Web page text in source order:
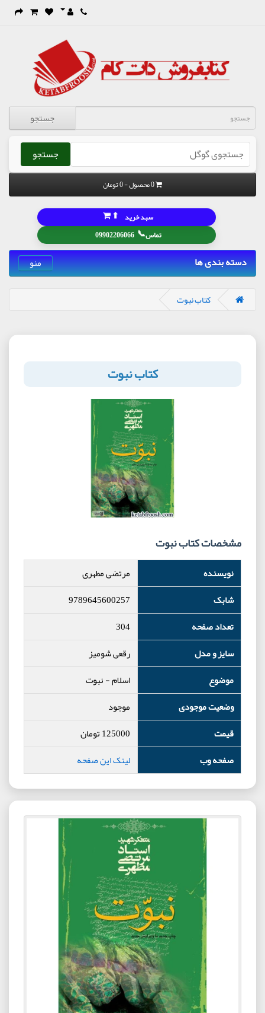
جستجو
جستجو
0 محصول - 0 تومان
تماس📞
09902206066
سبد خرید ⬆
دسته بندی ها منو
کتاب نبوت
کتاب نبوت
مشخصات کتاب نبوت
نویسنده
مرتضی مطهری
شابک
9789645600257
تعداد صفحه
304
سایز و مدل
رقعی شومیز
موضوع
اسلام-نبوت
وضعیت موجودی
موجود
قیمت
125000تومان
صفحه وب
لینک این صفحه